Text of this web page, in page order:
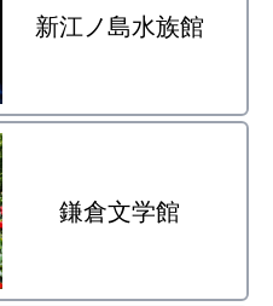
新江ノ島水族館
鎌倉文学館